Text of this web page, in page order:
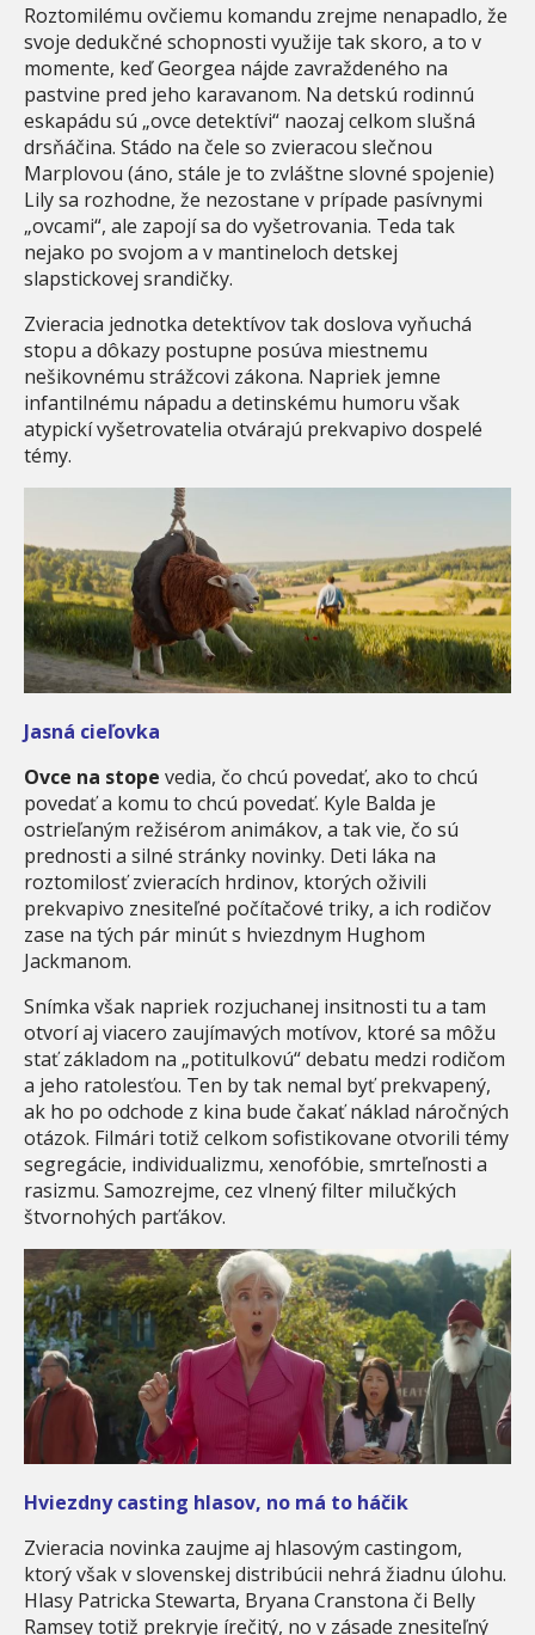
Roztomilému ovčiemu komandu zrejme nenapadlo, že
svoje dedukčné schopnosti využije tak skoro, a to v
momente, keď Georgea nájde zavraždeného na
pastvine pred jeho karavanom. Na detskú rodinnú
eskapádu sú „ovce detektívi“ naozaj celkom slušná
drsňáčina. Stádo na čele so zvieracou slečnou
Marplovou (áno, stále je to zvláštne slovné spojenie)
Lily sa rozhodne, že nezostane v prípade pasívnymi
„ovcami“, ale zapojí sa do vyšetrovania. Teda tak
nejako po svojom a v mantineloch detskej
slapstickovej srandičky.
Zvieracia jednotka detektívov tak doslova vyňuchá
stopu a dôkazy postupne posúva miestnemu
nešikovnému strážcovi zákona. Napriek jemne
infantilnému nápadu a detinskému humoru však
atypickí vyšetrovatelia otvárajú prekvapivo dospelé
témy.
Jasná cieľovka
Ovce na stope vedia, čo chcú povedať, ako to chcú
povedať a komu to chcú povedať. Kyle Balda je
ostrieľaným režisérom animákov, a tak vie, čo sú
prednosti a silné stránky novinky. Deti láka na
roztomilosť zvieracích hrdinov, ktorých oživili
prekvapivo znesiteľné počítačové triky, a ich rodičov
zase na tých pár minút s hviezdnym Hughom
Jackmanom.
Snímka však napriek rozjuchanej insitnosti tu a tam
otvorí aj viacero zaujímavých motívov, ktoré sa môžu
stať základom na „potitulkovú“ debatu medzi rodičom
a jeho ratolesťou. Ten by tak nemal byť prekvapený,
ak ho po odchode z kina bude čakať náklad náročných
otázok. Filmári totiž celkom sofistikovane otvorili témy
segregácie, individualizmu, xenofóbie, smrteľnosti a
rasizmu. Samozrejme, cez vlnený filter milučkých
štvornohých parťákov.
Hviezdny casting hlasov, no má to háčik
Zvieracia novinka zaujme aj hlasovým castingom,
ktorý však v slovenskej distribúcii nehrá žiadnu úlohu.
Hlasy Patricka Stewarta, Bryana Cranstona či Belly
Ramsey totiž prekryje írečitý, no v zásade znesiteľný